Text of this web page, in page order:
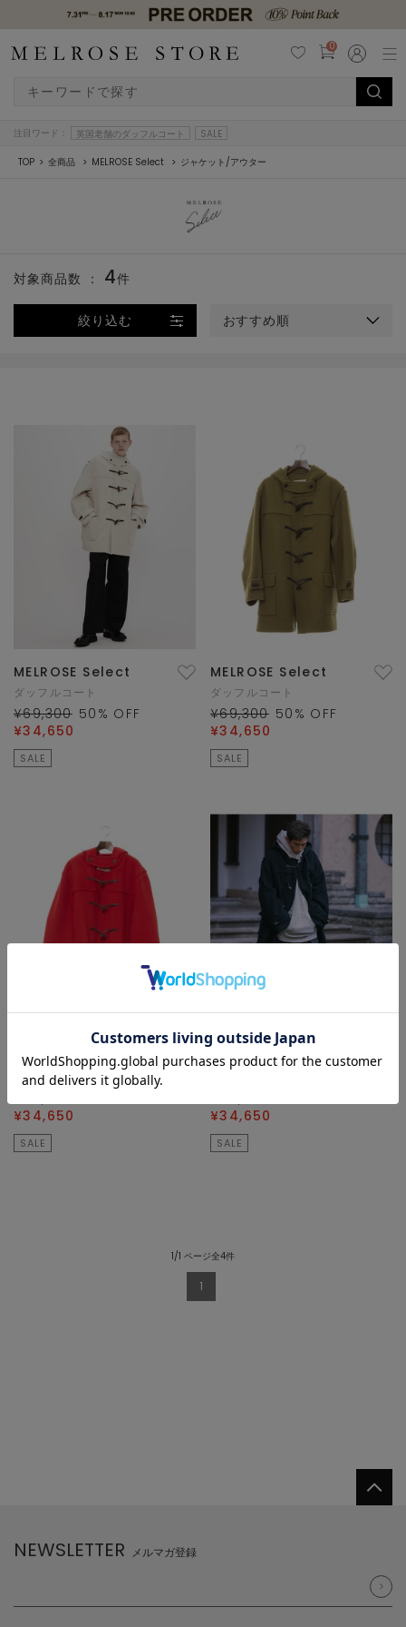
0
注目ワード： 英国老舗のダッフルコート SALE
TOP 全商品 MELROSE Select ジャケット/アウター
絞り込む おすすめ順
対象商品数 ： 4件
MELROSE Select
ダッフルコート
¥69,300 50 % OFF
¥34,650
SALE
MELROSE Select
ダッフルコート
¥69,300 50 % OFF
¥34,650
SALE
MELROSE Select
ダッフルコート
¥34,650
SALE
MELROSE Select
¥34,650
SALE
1/1 ページ全4件
1
NEWSLETTER メルマガ登録